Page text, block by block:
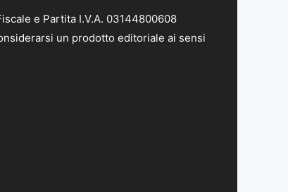
e Partita I.V.A. 03144800608
un prodotto editoriale ai sensi